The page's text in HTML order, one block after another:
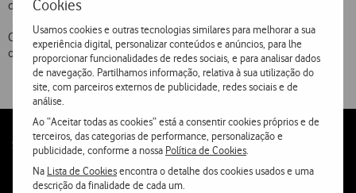
Cookies
Usamos cookies e outras tecnologias similares para melhorar a sua
experiência digital, personalizar conteúdos e anúncios, para lhe
proporcionar funcionalidades de redes sociais, e para analisar dados
de navegação. Partilhamos informação, relativa à sua utilização do
site, com parceiros externos de publicidade, redes sociais e de
análise.
Ao “Aceitar todas as cookies” está a consentir cookies próprios e de
terceiros, das categorias de performance, personalização e
publicidade, conforme a nossa Política de Cookies
Na Lista de Cookiesencontra o detalhe dos cookies usados e uma
descrição da finalidade de cada um.
disponível para todos os Clientes no portal Vodafone live!.
O PhotoSharing propõe-se a ser o sítio de referência em fotografia e
outras criações artísticas aplicadas aos telemóveis
Follow
Social